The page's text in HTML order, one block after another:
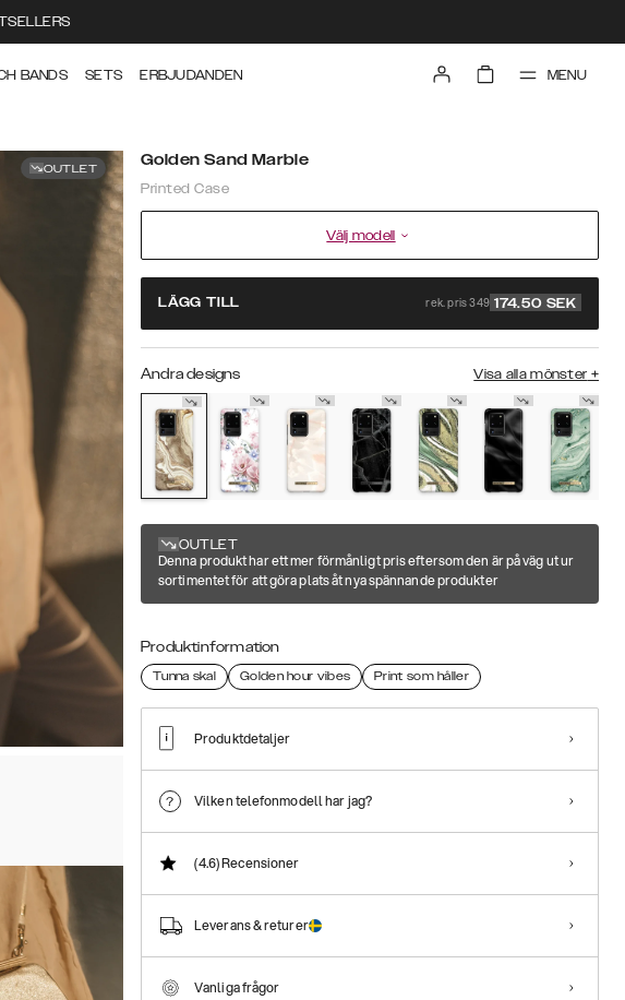
BANDS SETS ERBJUDANDEN MENU
OUTLET Golden Sand Marble
Printed Case
Välj modell
LÄGG TILL rek. pris 349 174.50 SEK
Andra designs Visa alla mönster +
OUTLET
Denna produkt har ett mer förmånligt pris eftersom den är på väg ut ur
sortimentet för att göra plats åt nya spännande produkter
Produktinformation
Tunna skal Golden hour vibes Print som håller
Produktdetaljer
Vilken telefonmodell har jag?
(4.6)Recensioner
Leverans & returer
Vanliga frågor